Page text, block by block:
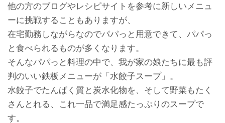
他の方のブログやレシピサイトを参考に新しいメニュ
ーに挑戦することもありますが、
在宅勤務しながらなのでパパっと用意できて、パパっ
と食べられるものが多くなります。
そんなパパっと料理の中で、我が家の娘たちに最も評
判のいい鉄板メニューが「水餃子スープ」。
水餃子でたんぱく質と炭水化物を、そして野菜もたく
さんとれる、これ一品で満足感たっぷりのスープで
す。